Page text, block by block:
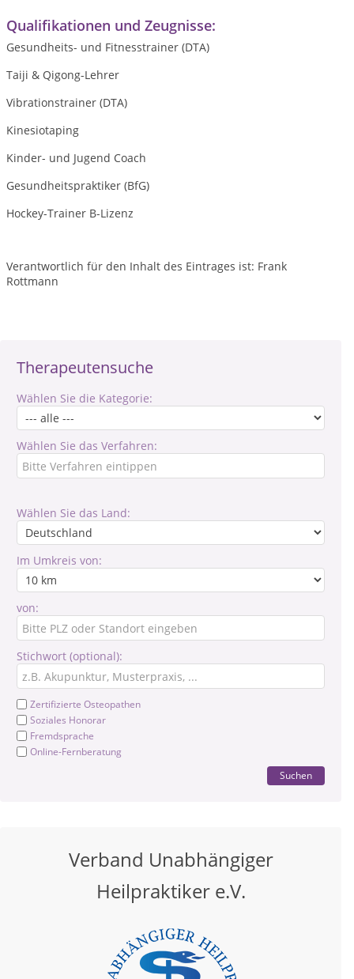
Therapeutensuche
Wählen Sie die Kategorie:
Wählen Sie das Verfahren:
Wählen Sie das Land:
Im Umkreis von:
von:
Stichwort (optional):
Zertifizierte Osteopathen
Soziales Honorar
Fremdsprache
Online-Fernberatung
Suchen
Verband Unabhängiger
Heilpraktiker e.V.
Qualifikationen und Zeugnisse:
Gesundheits- und Fitnesstrainer (DTA)
Taiji & Qigong-Lehrer
Vibrationstrainer (DTA)
Kinesiotaping
Kinder- und Jugend Coach
Gesundheitspraktiker (BfG)
Hockey-Trainer B-Lizenz
Verantwortlich für den Inhalt des Eintrages ist: Frank
Rottmann